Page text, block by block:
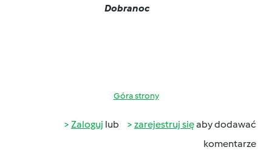
Dobranoc
Góra strony
Zaloguj lub zarejestruj sięaby dodawać
komentarze